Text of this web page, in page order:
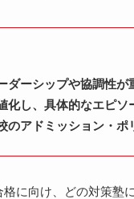
ダーシップや協調性が
化し、具体的なエピソ
のアドミッション・ポ
に向け、どの対策塾